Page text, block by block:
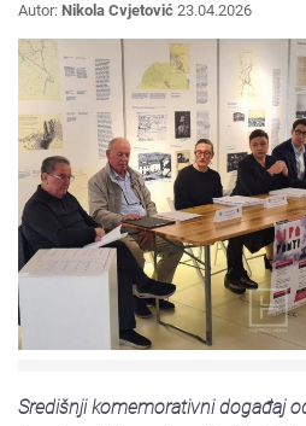
Autor: Nikola Cvjetović 23.04.2026
Središnji komemorativni događaj